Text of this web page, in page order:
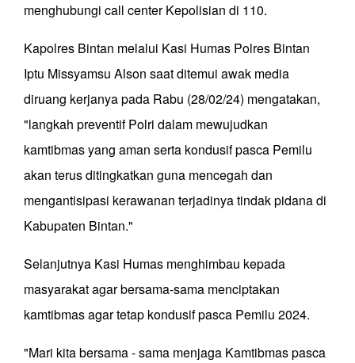
menghubungi call center Kepolisian di 110.
Kapolres Bintan melalui Kasi Humas Polres Bintan
Iptu Missyamsu Alson saat ditemui awak media
diruang kerjanya pada Rabu (28/02/24) mengatakan,
"langkah preventif Polri dalam mewujudkan
kamtibmas yang aman serta kondusif pasca Pemilu
akan terus ditingkatkan guna mencegah dan
mengantisipasi kerawanan terjadinya tindak pidana di
Kabupaten Bintan."
Selanjutnya Kasi Humas menghimbau kepada
masyarakat agar bersama-sama menciptakan
kamtibmas agar tetap kondusif pasca Pemilu 2024.
"Mari kita bersama - sama menjaga Kamtibmas pasca